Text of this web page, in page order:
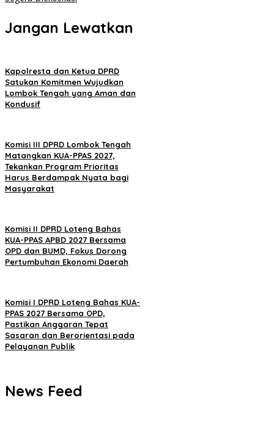
Jangan Lewatkan
Kapolresta dan Ketua DPRD
Satukan Komitmen Wujudkan
Lombok Tengah yang Aman dan
Kondusif
Komisi III DPRD Lombok Tengah
Matangkan KUA-PPAS 2027,
Tekankan Program Prioritas
Harus Berdampak Nyata bagi
Masyarakat
Komisi II DPRD Loteng Bahas
KUA-PPAS APBD 2027 Bersama
OPD dan BUMD, Fokus Dorong
Pertumbuhan Ekonomi Daerah
Komisi I DPRD Loteng Bahas KUA-
PPAS 2027 Bersama OPD,
Pastikan Anggaran Tepat
Sasaran dan Berorientasi pada
Pelayanan Publik
News Feed